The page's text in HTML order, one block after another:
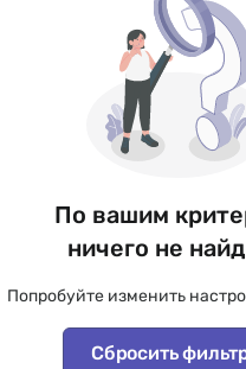
По вашим
ничего не
Попробуйте изменить
Сбросить